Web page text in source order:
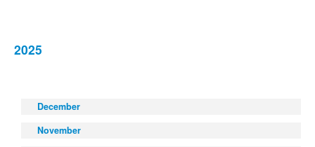
2025
December
November